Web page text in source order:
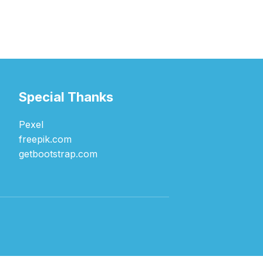
Special Thanks
Pexel
freepik.com
getbootstrap.com